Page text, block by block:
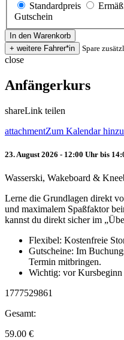
Standardpreis
Gutschein
Spare
close
Anfängerkurs
shareLink teilen
attachmentZum Kalendar
23. August 2026 - 12:00 Uhr bis
Wasserski, Wakeboard &
Lerne die Grundlagen direkt
und maximalem Spaßfaktor
kannst du direkt sicher im
Flexibel: Kostenfreie
Gutscheine: Im
Termin mitbringen.
Wichtig: vor Kursbeginn
1777529861
Gesamt:
59.00 €